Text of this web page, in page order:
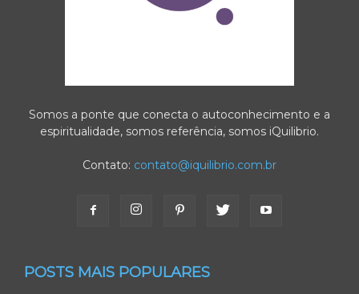
Somos a ponte que conecta o autoconhecimento e a
espiritualidade, somos referência, somos iQuilibrio.
Contato: contato@iquilibrio.com.br
POSTS MAIS POPULARES